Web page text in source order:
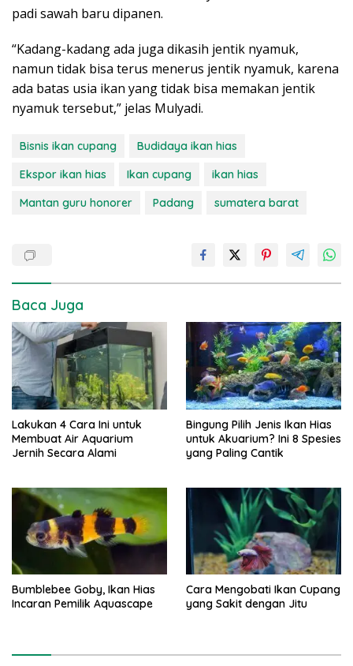
padi sawah baru dipanen.
“Kadang-kadang ada juga dikasih jentik nyamuk,
namun tidak bisa terus menerus jentik nyamuk, karena
ada batas usia ikan yang tidak bisa memakan jentik
nyamuk tersebut,” jelas Mulyadi.
Bisnis ikan cupang
Budidaya ikan hias
Ekspor ikan hias
Ikan cupang
ikan hias
Mantan guru honorer
Padang sumatera barat
Baca Juga
Lakukan 4 Cara Ini untuk
Membuat Air Aquarium
Jernih Secara Alami
Bingung Pilih Jenis Ikan Hias
untuk Akuarium? Ini 8 Spesies
yang Paling Cantik
Bumblebee Goby, Ikan Hias
Incaran Pemilik Aquascape
Cara Mengobati Ikan Cupang
yang Sakit dengan Jitu